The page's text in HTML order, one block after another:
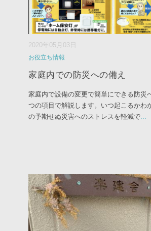
2020年05月03日
お役立ち情報
家庭内での防災への備え
家庭内で設備の変更で簡単にできる防災
つの項目で解説します。いつ起こるかわ
の予期せぬ災害へのストレスを軽減で...